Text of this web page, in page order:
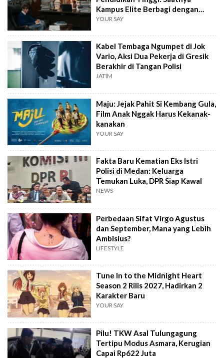
Kampus Elite Berbagi dengan
Kampus Daerah
YOUR SAY
Kabel Tembaga Ngumpet di Jok
Vario, Aksi Dua Pekerja di Gresik
Berakhir di Tangan Polisi
JATIM
Maju: Jejak Pahit Si Kembang Gula,
Film Anak Nggak Harus Kekanak-
kanakan
YOUR SAY
Fakta Baru Kematian Eks Istri
Polisi di Medan: Keluarga
Temukan Luka, DPR Siap Kawal
NEWS
Perbedaan Sifat Virgo Agustus
dan September, Mana yang Lebih
Ambisius?
LIFESTYLE
Tune In to the Midnight Heart
Season 2 Rilis 2027, Hadirkan 2
Karakter Baru
YOUR SAY
Pilu! TKW Asal Tulungagung
Tertipu Modus Asmara, Kerugian
Capai Rp622 Juta